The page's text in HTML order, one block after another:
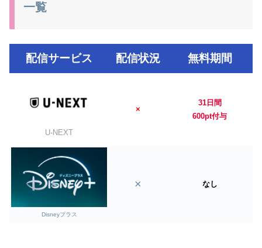
一覧
配信サービス 配信状況 無料期間
U-NEXT
×
31日間
600pt付与
Disneyプラス
× なし